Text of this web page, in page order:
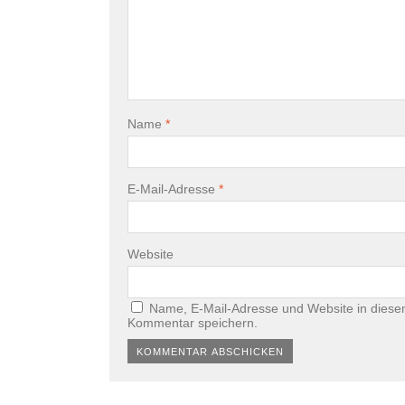
Name *
E-Mail-Adresse *
Website
Name, E-Mail-Adresse und Website in
Kommentar speichern.